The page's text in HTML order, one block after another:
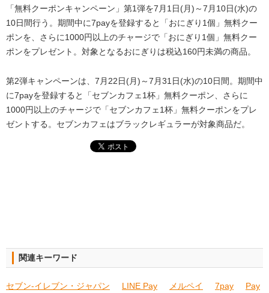
「無料クーポンキャンペーン」第1弾を7月1日(月)～7月10日(水)の
10日間行う。期間中に7payを登録すると「おにぎり1個」無料クー
ポンを、さらに1000円以上のチャージで「おにぎり1個」無料クー
ポンをプレゼント。対象となるおにぎりは税込160円未満の商品。
第2弾キャンペーンは、7月22日(月)～7月31日(水)の10日間。期間中
に7payを登録すると「セブンカフェ1杯」無料クーポン、さらに
1000円以上のチャージで「セブンカフェ1杯」無料クーポンをプレ
ゼントする。セブンカフェはブラックレギュラーが対象商品だ。
関連キーワード
セブン‐イレブン・ジャパン LINE Pay メルペイ 7pay
Pay